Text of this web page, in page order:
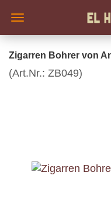
Zigarren Bohrer von
(Art.Nr.: ZB049)